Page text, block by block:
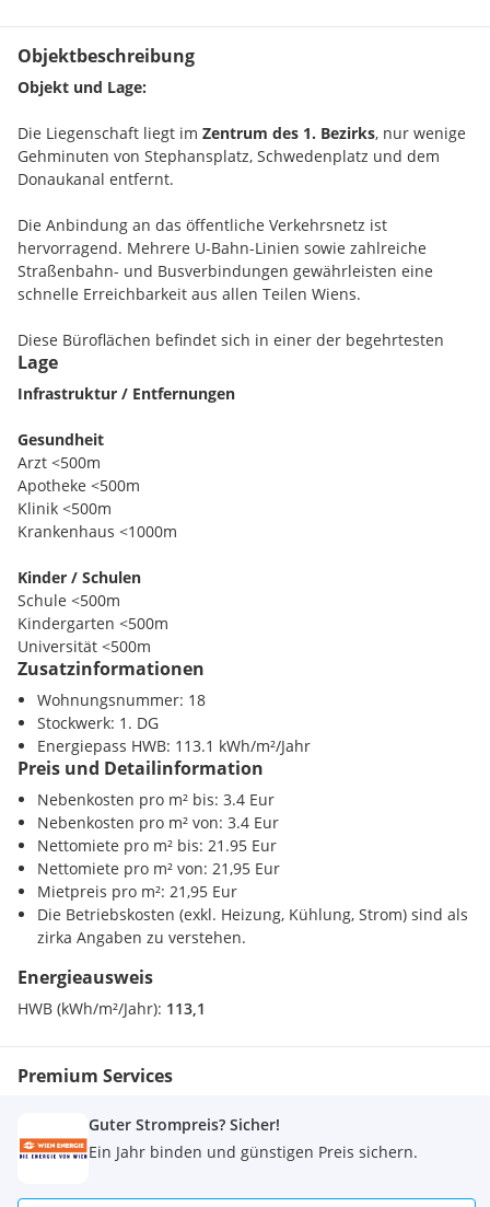
Objektbeschreibung
Objekt und Lage:
Die Liegenschaft liegt im Zentrum des 1. Bezirks, nur wenige
Gehminuten von Stephansplatz, Schwedenplatz und dem
Donaukanal entfernt.
Die Anbindung an das öffentliche Verkehrsnetz ist
hervorragend. Mehrere U-Bahn-Linien sowie zahlreiche
Straßenbahn- und Busverbindungen gewährleisten eine
schnelle Erreichbarkeit aus allen Teilen Wiens.
Diese Büroflächen befindet sich in einer der begehrtesten
Adressen der Wiener Innenstadt. Die zentrale Lage im
historischen Stadtkern verbindet urbanes Flair mit
hervorragender Erreichbarkeit und bietet ideale
Voraussetzungen für Unternehmen mit hohen Ansprüchen
an Standortqualität und Repräsentation.
Besondere Dachgeschossflächen, ein professionelles
Arbeitsumfeld sowie die unmittelbare Nähe zu wichtigen
Rahmenbedingungen für moderne Unternehmen. Die
Umgebung zeichnet sich durch eine ausgezeichnete
Infrastruktur mit vielfältigen Gastronomie-, Einkaufs- und
Serviceangeboten aus.
DieBetriebskosten
zirka Angaben zu verstehen.
Mietvertragslaufzeit: befristet, 5 Jahre Laufzeit
Kaution: 3 bis 6 Bruttomonatsmieten je nach Bonität
Provision: 3 Bruttomonatsmieten
Exklusive Innenstadtadresse
Hervorragende öffentliche Verkehrsanbindung
Ausgezeichnete Infrastruktur im direkten Umfeld
Vielfältige Gastronomie- und Nahversorgungsangebote
Lage
Infrastruktur / Entfernungen
Gesundheit
Arzt <500m
Apotheke <500m
Klinik <500m
Krankenhaus <1000m
Kinder / Schulen
Schule <500m
Kindergarten <500m
Universität <500m
Höhere Schule <1000m
Nahversorgung
Supermarkt <500m
Bäckerei <500m
Verkehr
U-Bahn <500m
Bahnhof <500m
Autobahnanschluss <3500m
Sonstige
Bank <500m
Post <500m
Polizei <500m
Zusatzinformationen
Wohnungsnummer: 18
Stockwerk: 1. DG
Energiepass HWB: 113.1 kWh/m²/Jahr
Preis und Detailinformation
Nebenkosten pro m² bis: 3.4 Eur
Nebenkosten pro m² von: 3.4 Eur
Nettomiete pro m² bis: 21.95 Eur
Nettomiete pro m² von: 21,95 Eur
Mietpreis pro m²: 21,95 Eur
Die Betriebskosten (exkl. Heizung, Kühlung, Strom) sind als
zirka Angaben zu verstehen.
Energieausweis
HWB (kWh/m²/Jahr): 113,1
Premium Services
Guter Strompreis? Sicher!
Ein Jahr binden und günstigen Preis sichern.